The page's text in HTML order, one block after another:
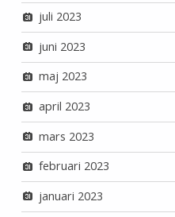
juli 2023
juni 2023
maj 2023
april 2023
mars 2023
februari 2023
januari 2023